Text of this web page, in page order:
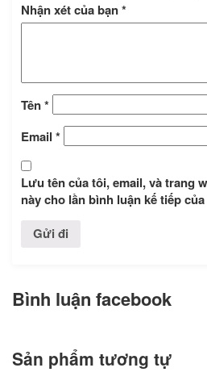
Nhận xét của bạn*
Tên*
Email *
Lưu tên của tôi, email, và trang
này cho lần bình luận kế tiếp
Bình luận facebook
Sản phẩm tương tự